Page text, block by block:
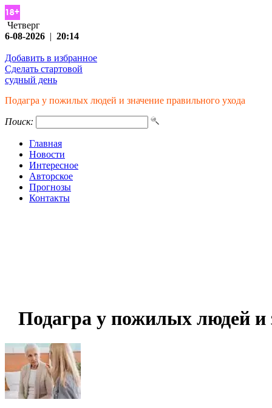
Четверг
6-08-2026 | 20:14
Добавить в избранное
Сделать стартовой
судный день
Подагра у пожилых людей и значение правильного ухода
Поиск:
Главная
Новости
Интересное
Авторское
Прогнозы
Контакты
Подагра у пожилых людей и